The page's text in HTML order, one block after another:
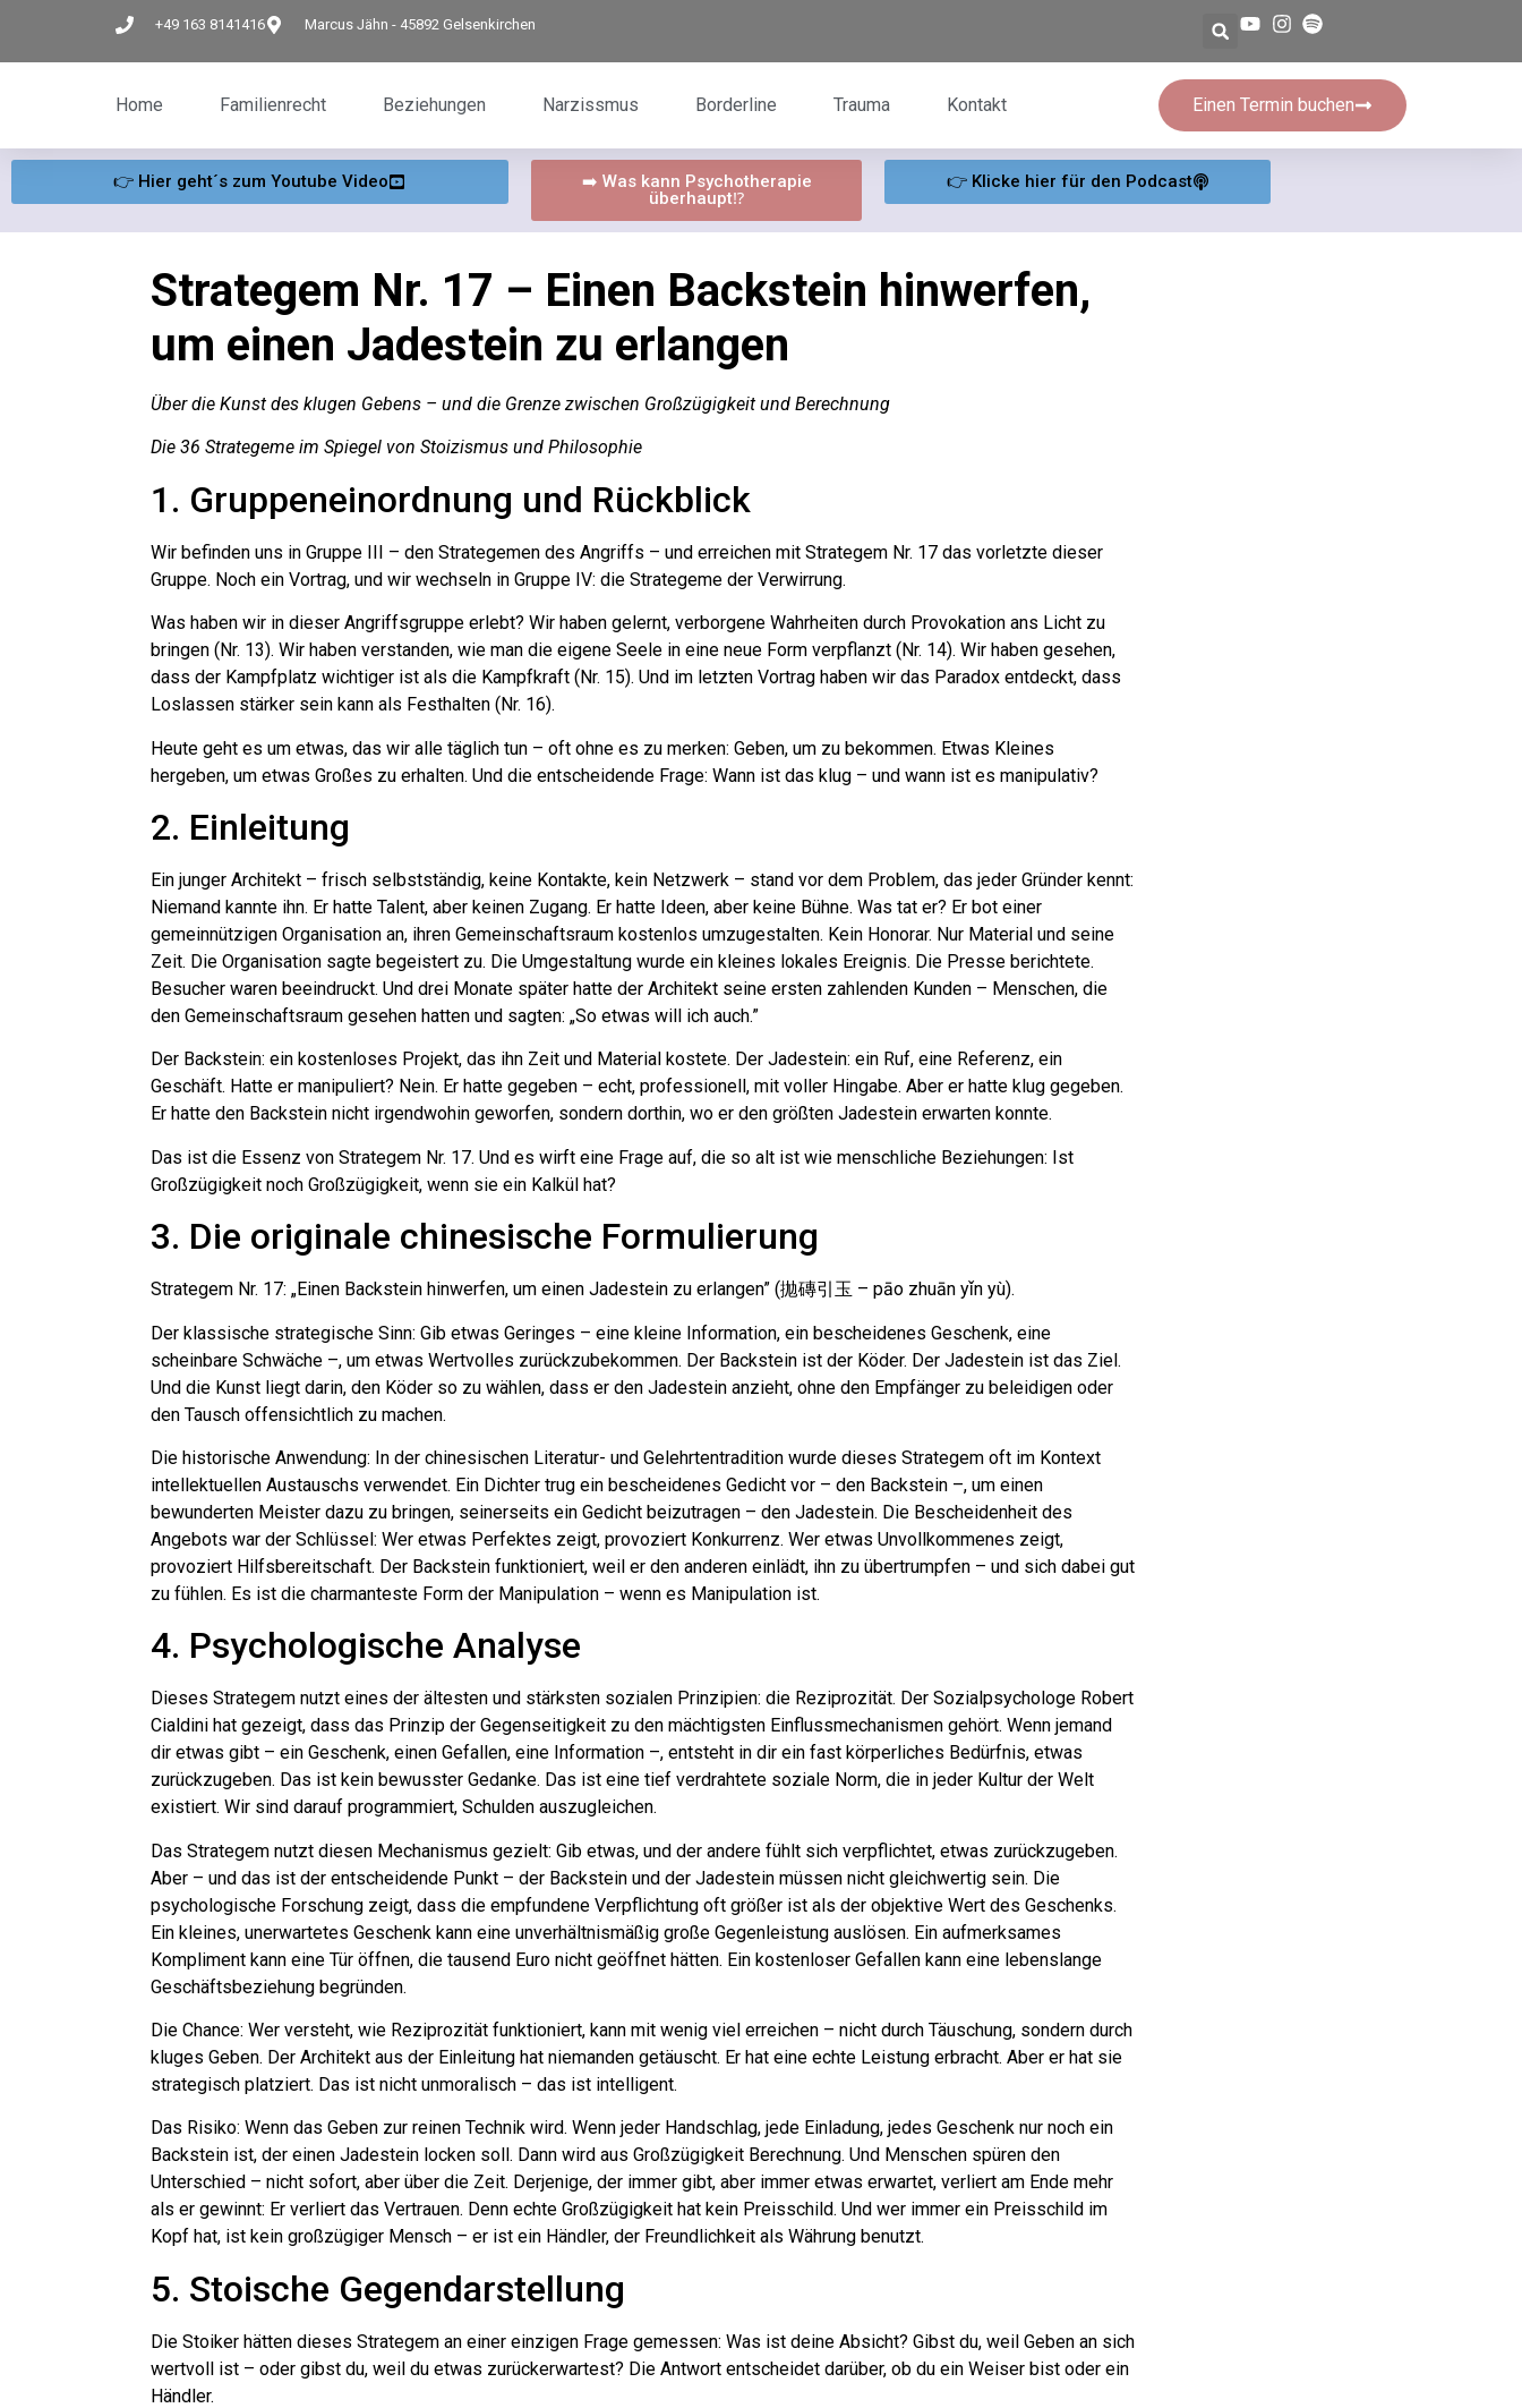
+49 163 8141416 Marcus Jähn - 45892 Gelsenkirchen
Home Familienrecht Beziehungen Narzissmus Borderline Trauma Kontakt Einen Termin buchen
👉 Hier geht´s zum Youtube Video
➡️ Was kann Psychotherapie
überhaupt⁉️
👉 Klicke hier für den Podcast
Strategem Nr. 17 – Einen Backstein hinwerfen,
um einen Jadestein zu erlangen
Über die Kunst des klugen Gebens – und die Grenze zwischen Großzügigkeit und Berechnung
Die 36 Strategeme im Spiegel von Stoizismus und Philosophie
1. Gruppeneinordnung und Rückblick
Wir befinden uns in Gruppe III – den Strategemen des Angriffs – und erreichen mit Strategem Nr. 17 das vorletzte dieser
Gruppe. Noch ein Vortrag, und wir wechseln in Gruppe IV: die Strategeme der Verwirrung.
Was haben wir in dieser Angriffsgruppe erlebt? Wir haben gelernt, verborgene Wahrheiten durch Provokation ans Licht zu
bringen (Nr. 13). Wir haben verstanden, wie man die eigene Seele in eine neue Form verpflanzt (Nr. 14). Wir haben gesehen,
dass der Kampfplatz wichtiger ist als die Kampfkraft (Nr. 15). Und im letzten Vortrag haben wir das Paradox entdeckt, dass
Loslassen stärker sein kann als Festhalten (Nr. 16).
Heute geht es um etwas, das wir alle täglich tun – oft ohne es zu merken: Geben, um zu bekommen. Etwas Kleines
hergeben, um etwas Großes zu erhalten. Und die entscheidende Frage: Wann ist das klug – und wann ist es manipulativ?
2. Einleitung
Ein junger Architekt – frisch selbstständig, keine Kontakte, kein Netzwerk – stand vor dem Problem, das jeder Gründer kennt:
Niemand kannte ihn. Er hatte Talent, aber keinen Zugang. Er hatte Ideen, aber keine Bühne. Was tat er? Er bot einer
gemeinnützigen Organisation an, ihren Gemeinschaftsraum kostenlos umzugestalten. Kein Honorar. Nur Material und seine
Zeit. Die Organisation sagte begeistert zu. Die Umgestaltung wurde ein kleines lokales Ereignis. Die Presse berichtete.
Besucher waren beeindruckt. Und drei Monate später hatte der Architekt seine ersten zahlenden Kunden – Menschen, die
den Gemeinschaftsraum gesehen hatten und sagten: „So etwas will ich auch.”
Der Backstein: ein kostenloses Projekt, das ihn Zeit und Material kostete. Der Jadestein: ein Ruf, eine Referenz, ein
Geschäft. Hatte er manipuliert? Nein. Er hatte gegeben – echt, professionell, mit voller Hingabe. Aber er hatte klug gegeben.
Er hatte den Backstein nicht irgendwohin geworfen, sondern dorthin, wo er den größten Jadestein erwarten konnte.
Das ist die Essenz von Strategem Nr. 17. Und es wirft eine Frage auf, die so alt ist wie menschliche Beziehungen: Ist
Großzügigkeit noch Großzügigkeit, wenn sie ein Kalkül hat?
3. Die originale chinesische Formulierung
Strategem Nr. 17: „Einen Backstein hinwerfen, um einen Jadestein zu erlangen” (拋磚引玉 – pāo zhuān yǐn yù).
Der klassische strategische Sinn: Gib etwas Geringes – eine kleine Information, ein bescheidenes Geschenk, eine
scheinbare Schwäche –, um etwas Wertvolles zurückzubekommen. Der Backstein ist der Köder. Der Jadestein ist das Ziel.
Und die Kunst liegt darin, den Köder so zu wählen, dass er den Jadestein anzieht, ohne den Empfänger zu beleidigen oder
den Tausch offensichtlich zu machen.
Die historische Anwendung: In der chinesischen Literatur- und Gelehrtentradition wurde dieses Strategem oft im Kontext
intellektuellen Austauschs verwendet. Ein Dichter trug ein bescheidenes Gedicht vor – den Backstein –, um einen
bewunderten Meister dazu zu bringen, seinerseits ein Gedicht beizutragen – den Jadestein. Die Bescheidenheit des
Angebots war der Schlüssel: Wer etwas Perfektes zeigt, provoziert Konkurrenz. Wer etwas Unvollkommenes zeigt,
provoziert Hilfsbereitschaft. Der Backstein funktioniert, weil er den anderen einlädt, ihn zu übertrumpfen – und sich dabei gut
zu fühlen. Es ist die charmanteste Form der Manipulation – wenn es Manipulation ist.
4. Psychologische Analyse
Dieses Strategem nutzt eines der ältesten und stärksten sozialen Prinzipien: die Reziprozität. Der Sozialpsychologe Robert
Cialdini hat gezeigt, dass das Prinzip der Gegenseitigkeit zu den mächtigsten Einflussmechanismen gehört. Wenn jemand
dir etwas gibt – ein Geschenk, einen Gefallen, eine Information –, entsteht in dir ein fast körperliches Bedürfnis, etwas
zurückzugeben. Das ist kein bewusster Gedanke. Das ist eine tief verdrahtete soziale Norm, die in jeder Kultur der Welt
existiert. Wir sind darauf programmiert, Schulden auszugleichen.
Das Strategem nutzt diesen Mechanismus gezielt: Gib etwas, und der andere fühlt sich verpflichtet, etwas zurückzugeben.
Aber – und das ist der entscheidende Punkt – der Backstein und der Jadestein müssen nicht gleichwertig sein. Die
psychologische Forschung zeigt, dass die empfundene Verpflichtung oft größer ist als der objektive Wert des Geschenks.
Ein kleines, unerwartetes Geschenk kann eine unverhältnismäßig große Gegenleistung auslösen. Ein aufmerksames
Kompliment kann eine Tür öffnen, die tausend Euro nicht geöffnet hätten. Ein kostenloser Gefallen kann eine lebenslange
Geschäftsbeziehung begründen.
Die Chance: Wer versteht, wie Reziprozität funktioniert, kann mit wenig viel erreichen – nicht durch Täuschung, sondern durch
kluges Geben. Der Architekt aus der Einleitung hat niemanden getäuscht. Er hat eine echte Leistung erbracht. Aber er hat sie
strategisch platziert. Das ist nicht unmoralisch – das ist intelligent.
Das Risiko: Wenn das Geben zur reinen Technik wird. Wenn jeder Handschlag, jede Einladung, jedes Geschenk nur noch ein
Backstein ist, der einen Jadestein locken soll. Dann wird aus Großzügigkeit Berechnung. Und Menschen spüren den
Unterschied – nicht sofort, aber über die Zeit. Derjenige, der immer gibt, aber immer etwas erwartet, verliert am Ende mehr
als er gewinnt: Er verliert das Vertrauen. Denn echte Großzügigkeit hat kein Preisschild. Und wer immer ein Preisschild im
Kopf hat, ist kein großzügiger Mensch – er ist ein Händler, der Freundlichkeit als Währung benutzt.
5. Stoische Gegendarstellung
Die Stoiker hätten dieses Strategem an einer einzigen Frage gemessen: Was ist deine Absicht? Gibst du, weil Geben an sich
wertvoll ist – oder gibst du, weil du etwas zurückerwartest? Die Antwort entscheidet darüber, ob du ein Weiser bist oder ein
Händler.